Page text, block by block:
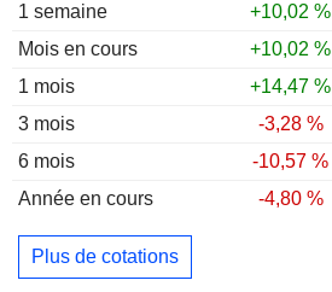
1 semaine
+10,02 %
Mois en cours
+10,02 %
1 mois
+14,47 %
3 mois
-3,28 %
6 mois
-10,57 %
Année en cours
-4,80 %
Plus de cotations